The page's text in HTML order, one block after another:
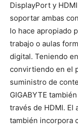
DisplayPort y
soportar ambas
lo hace apropiado
trabajo o aulas
digital. Teniendo
convirtiendo en el
suministro de
GIGABYTE
través de HDMI. El
también incorpora